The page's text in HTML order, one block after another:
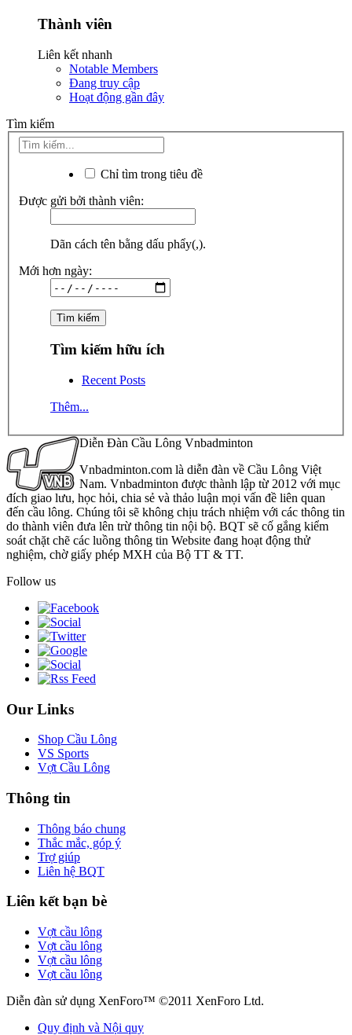
Thành viên
Liên kết nhanh
Notable Members
Đang truy cập
Hoạt động gần đây
Tìm kiếm
Chỉ tìm trong tiêu đề
Được gửi bởi thành viên:
Dãn cách tên bằng dấu phẩy(,).
Mới hơn ngày:
Tìm kiếm hữu ích
Recent Posts
Thêm...
Diễn Đàn Cầu Lông Vnbadminton
Vnbadminton.com là diễn đàn về Cầu Lông Việt
Nam. Vnbadminton được thành lập từ 2012 với mục
đích giao lưu, học hỏi, chia sẻ và thảo luận mọi vấn đề liên quan
đến cầu lông. Chúng tôi sẽ không chịu trách nhiệm với các thông tin
do thành viên đưa lên trừ thông tin nội bộ. BQT sẽ cố gắng kiểm
soát chặt chẽ các luồng thông tin Website đang hoạt động thử
nghiệm, chờ giấy phép MXH của Bộ TT & TT.
Follow us
Our Links
Shop Cầu Lông
VS Sports
Vợt Cầu Lông
Thông tin
Thông báo chung
Thắc mắc, góp ý
Trợ giúp
Liên hệ BQT
Liên kết bạn bè
Vợt cầu lông
Vợt cầu lông
Vợt cầu lông
Vợt cầu lông
Diễn đàn sử dụng XenForo™ ©2011 XenForo Ltd.
Quy định và Nội quy